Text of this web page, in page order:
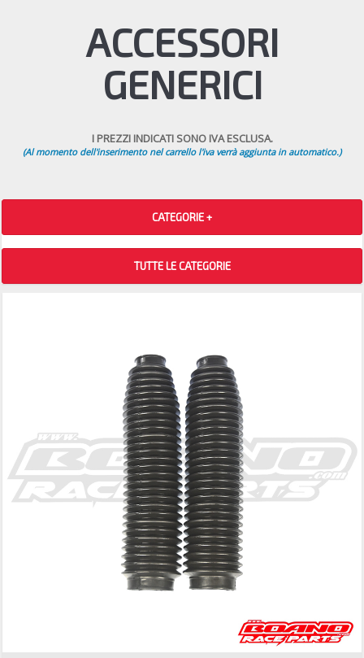
ACCESSORI
GENERICI
I PREZZI INDICATI SONO IVA ESCLUSA.
(Al momento dell'inserimento nel carrello l'iva verrà aggiunta in automatico.)
CATEGORIE +
TUTTE LE CATEGORIE